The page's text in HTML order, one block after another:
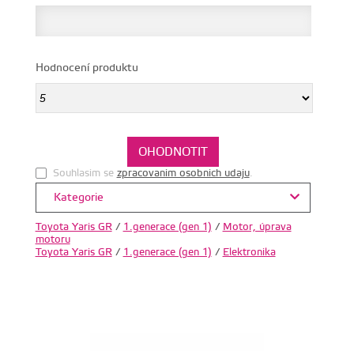
Hodnocení produktu
Souhlasim se zpracovanim osobnich udaju.
Kategorie
Toyota Yaris GR/ 1.generace (gen 1) / Motor, úprava
motoru
Toyota Yaris GR/ 1.generace (gen 1) / Elektronika